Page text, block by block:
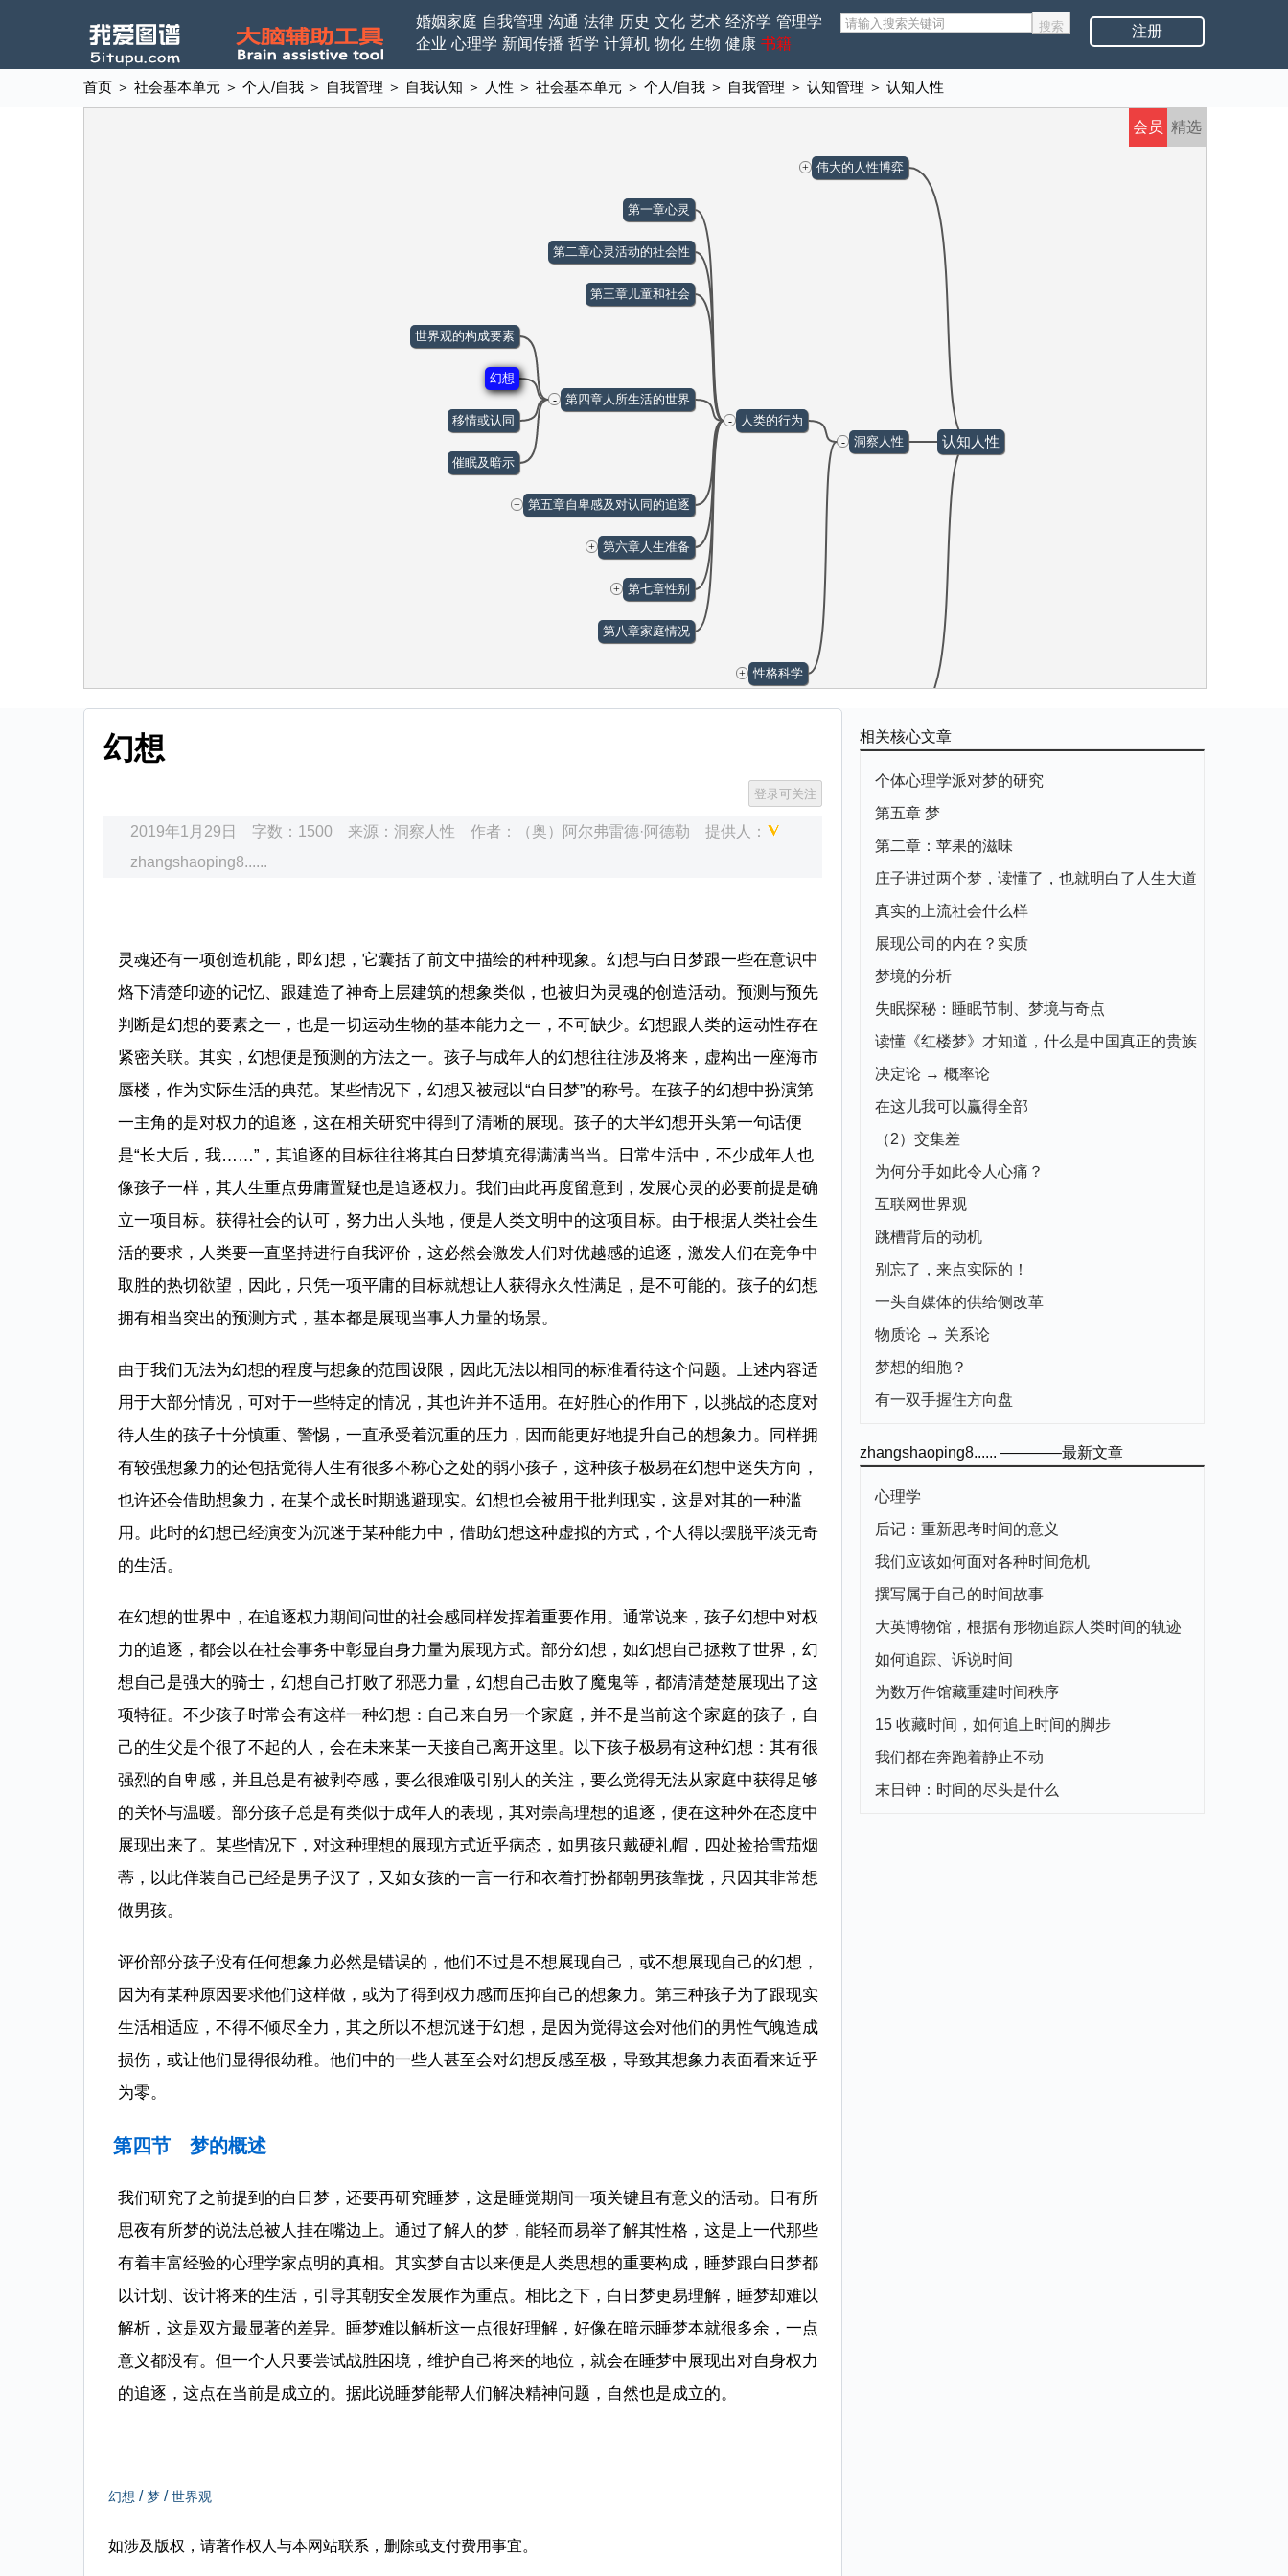
注册
婚姻家庭 自我管理 沟通 法律 历史 文化 艺术 经济学 管理学
企业 心理学 新闻传播 哲学 计算机 物化 生物 健康 书籍
首页 ＞ 社会基本单元 ＞ 个人/自我 ＞ 自我管理 ＞ 自我认知 ＞ 人性 ＞ 社会基本单元 ＞ 个人/自我 ＞ 自我管理 ＞ 认知管理 ＞ 认知人性
精选
会员
认知人性
+ 伟大的人性博弈
- 洞察人性
- 人类的行为
第一章心灵
第二章心灵活动的社会性
第三章儿童和社会
- 第四章人所生活的世界
世界观的构成要素
幻想
移情或认同
催眠及暗示
+ 第五章自卑感及对认同的追逐
+ 第六章人生准备
+ 第七章性别
第八章家庭情况
+ 性格科学
论人的天性
幻想
2019年1月29日 字数：1500 来源： 洞察人性 作者： （奥）阿尔弗雷德·阿德勒
提供人：
zhangshaoping8......
灵魂还有一项创造机能，即幻想，它囊括了前文中描绘的种种现象。幻想与白日梦跟一些在意识中
烙下清楚印迹的记忆、跟建造了神奇上层建筑的想象类似，也被归为灵魂的创造活动。预测与预先
判断是幻想的要素之一，也是一切运动生物的基本能力之一，不可缺少。幻想跟人类的运动性存在
紧密关联。其实，幻想便是预测的方法之一。孩子与成年人的幻想往往涉及将来，虚构出一座海市
蜃楼，作为实际生活的典范。某些情况下，幻想又被冠以“白日梦”的称号。在孩子的幻想中扮演第
一主角的是对权力的追逐，这在相关研究中得到了清晰的展现。孩子的大半幻想开头第一句话便
是“长大后，我……”，其追逐的目标往往将其白日梦填充得满满当当。日常生活中，不少成年人也
像孩子一样，其人生重点毋庸置疑也是追逐权力。我们由此再度留意到，发展心灵的必要前提是确
立一项目标。获得社会的认可，努力出人头地，便是人类文明中的这项目标。由于根据人类社会生
活的要求，人类要一直坚持进行自我评价，这必然会激发人们对优越感的追逐，激发人们在竞争中
取胜的热切欲望，因此，只凭一项平庸的目标就想让人获得永久性满足，是不可能的。孩子的幻想
拥有相当突出的预测方式，基本都是展现当事人力量的场景。
由于我们无法为幻想的程度与想象的范围设限，因此无法以相同的标准看待这个问题。上述内容适
用于大部分情况，可对于一些特定的情况，其也许并不适用。在好胜心的作用下，以挑战的态度对
待人生的孩子十分慎重、警惕，一直承受着沉重的压力，因而能更好地提升自己的想象力。同样拥
有较强想象力的还包括觉得人生有很多不称心之处的弱小孩子，这种孩子极易在幻想中迷失方向，
也许还会借助想象力，在某个成长时期逃避现实。幻想也会被用于批判现实，这是对其的一种滥
用。此时的幻想已经演变为沉迷于某种能力中，借助幻想这种虚拟的方式，个人得以摆脱平淡无奇
的生活。
在幻想的世界中，在追逐权力期间问世的社会感同样发挥着重要作用。通常说来，孩子幻想中对权
力的追逐，都会以在社会事务中彰显自身力量为展现方式。部分幻想，如幻想自己拯救了世界，幻
想自己是强大的骑士，幻想自己打败了邪恶力量，幻想自己击败了魔鬼等，都清清楚楚展现出了这
项特征。不少孩子时常会有这样一种幻想：自己来自另一个家庭，并不是当前这个家庭的孩子，自
己的生父是个很了不起的人，会在未来某一天接自己离开这里。以下孩子极易有这种幻想：其有很
强烈的自卑感，并且总是有被剥夺感，要么很难吸引别人的关注，要么觉得无法从家庭中获得足够
的关怀与温暖。部分孩子总是有类似于成年人的表现，其对崇高理想的追逐，便在这种外在态度中
展现出来了。某些情况下，对这种理想的展现方式近乎病态，如男孩只戴硬礼帽，四处捡拾雪茄烟
蒂，以此佯装自己已经是男子汉了，又如女孩的一言一行和衣着打扮都朝男孩靠拢，只因其非常想
做男孩。
评价部分孩子没有任何想象力必然是错误的，他们不过是不想展现自己，或不想展现自己的幻想，
因为有某种原因要求他们这样做，或为了得到权力感而压抑自己的想象力。第三种孩子为了跟现实
生活相适应，不得不倾尽全力，其之所以不想沉迷于幻想，是因为觉得这会对他们的男性气魄造成
损伤，或让他们显得很幼稚。他们中的一些人甚至会对幻想反感至极，导致其想象力表面看来近乎
为零。
第四节 梦的概述
我们研究了之前提到的白日梦，还要再研究睡梦，这是睡觉期间一项关键且有意义的活动。日有所
思夜有所梦的说法总被人挂在嘴边上。通过了解人的梦，能轻而易举了解其性格，这是上一代那些
有着丰富经验的心理学家点明的真相。其实梦自古以来便是人类思想的重要构成，睡梦跟白日梦都
以计划、设计将来的生活，引导其朝安全发展作为重点。相比之下，白日梦更易理解，睡梦却难以
解析，这是双方最显著的差异。睡梦难以解析这一点很好理解，好像在暗示睡梦本就很多余，一点
意义都没有。但一个人只要尝试战胜困境，维护自己将来的地位，就会在睡梦中展现出对自身权力
的追逐，这点在当前是成立的。据此说睡梦能帮人们解决精神问题，自然也是成立的。
幻想 /梦 /世界观
如涉及版权，请著作权人与本网站联系，删除或支付费用事宜。
相关核心文章
个体心理学派对梦的研究
第五章 梦
第二章：苹果的滋味
庄子讲过两个梦，读懂了，也就明白了人生大道
真实的上流社会什么样
展现公司的内在？实质
梦境的分析
失眠探秘：睡眠节制、梦境与奇点
读懂《红楼梦》才知道，什么是中国真正的贵族
决定论 → 概率论
在这儿我可以赢得全部
（2）交集差
为何分手如此令人心痛？
互联网世界观
跳槽背后的动机
别忘了，来点实际的！
一头自媒体的供给侧改革
物质论 → 关系论
梦想的细胞？
有一双手握住方向盘
zhangshaoping8...... ————最新文章
心理学
后记：重新思考时间的意义
我们应该如何面对各种时间危机
撰写属于自己的时间故事
大英博物馆，根据有形物追踪人类时间的轨迹
如何追踪、诉说时间
为数万件馆藏重建时间秩序
15 收藏时间，如何追上时间的脚步
我们都在奔跑着静止不动
末日钟：时间的尽头是什么